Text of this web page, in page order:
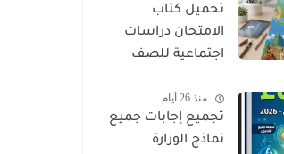
والتدريبات كامل
تحميل كتاب
الامتحان دراسات
اجتماعية للصف
الأول 2027 PDF
منذ 26 أيام
تجميع إجابات جميع
نماذج الوزارة